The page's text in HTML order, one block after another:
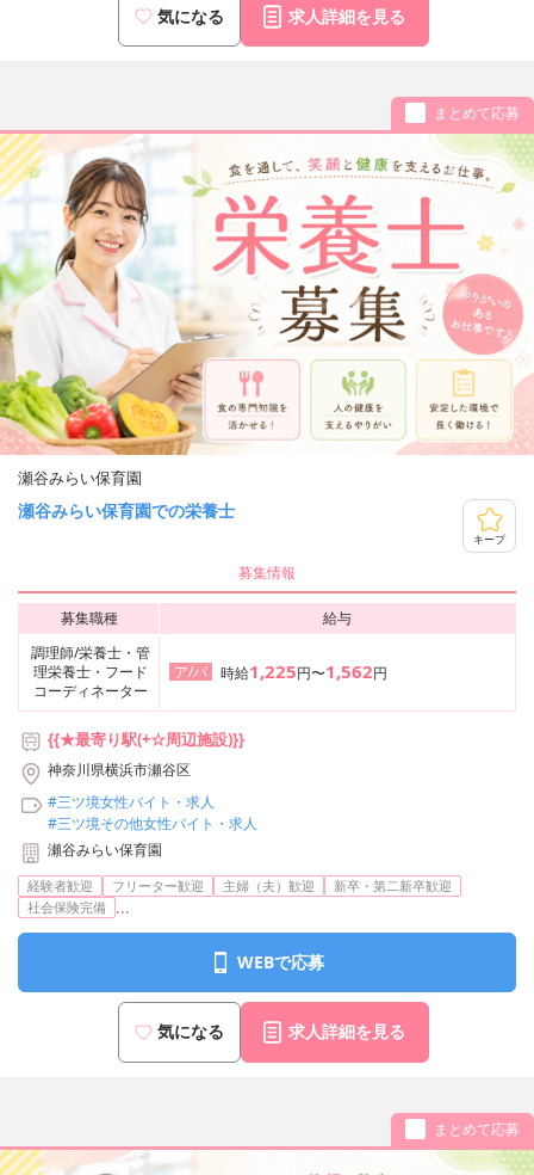
気になる 求人詳細を見る
まとめて応募
瀬谷みらい保育園
瀬谷みらい保育園での栄養士
キープ
募集情報
募集職種
給与
調理師/栄養士・管
理栄養士・フード
コーディネーター
ア/パ 時給1,225円〜1,562円
{{★最寄り駅(+☆周辺施設)}}
神奈川県横浜市瀬谷区
#三ツ境女性バイト・求人
#三ツ境その他女性バイト・求人
瀬谷みらい保育園
経験者歓迎 フリーター歓迎 主婦（夫）歓迎
新卒・第二新卒歓迎
社会保険完備 ...
WEBで応募
気になる 求人詳細を見る
まとめて応募